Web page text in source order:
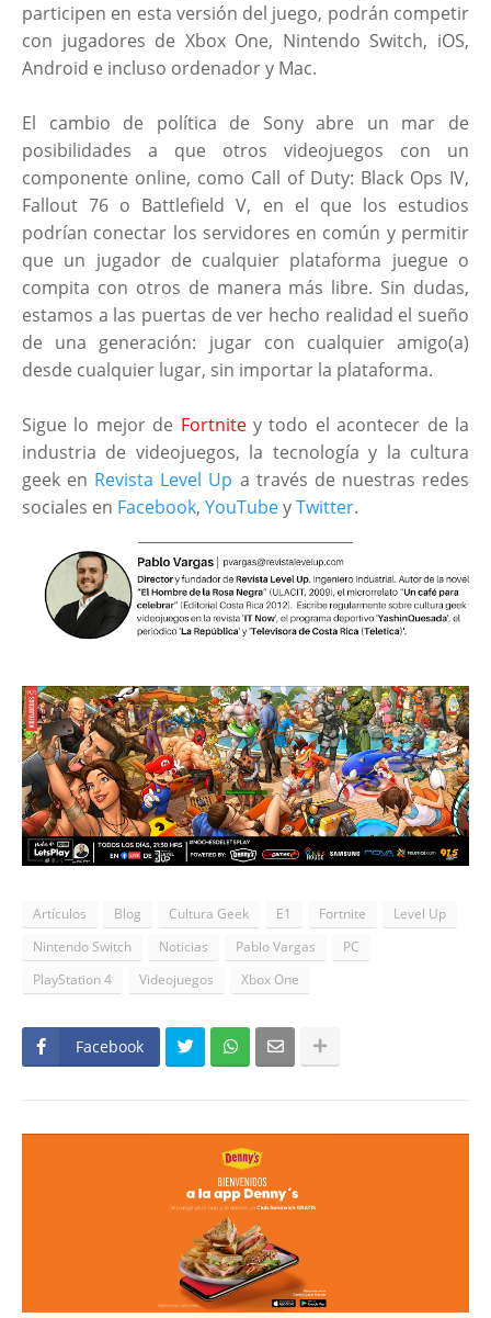
participen en esta versión del juego, podrán competir
con jugadores de Xbox One, Nintendo Switch, iOS,
Android e incluso ordenador y Mac.
El cambio de política de Sony abre un mar de
posibilidades a que otros videojuegos con un
componente online, como Call of Duty: Black Ops IV,
Fallout 76 o Battlefield V, en el que los estudios
podrían conectar los servidores en común y permitir
que un jugador de cualquier plataforma juegue o
compita con otros de manera más libre. Sin dudas,
estamos a las puertas de ver hecho realidad el sueño
de una generación: jugar con cualquier amigo(a)
desde cualquier lugar, sin importar la plataforma.
Sigue lo mejor de Fortnitey todo el acontecer de la
industria de videojuegos, la tecnología y la cultura
geek en Revista Level Up a través de nuestras redes
sociales en Facebook, YouTubeyTwitter.
Artículos Blog Cultura Geek E1 Fortnite
Level Up
Nintendo Switch
Noticias Pablo Vargas
PC
PlayStation 4
Videojuegos Xbox One
Facebook